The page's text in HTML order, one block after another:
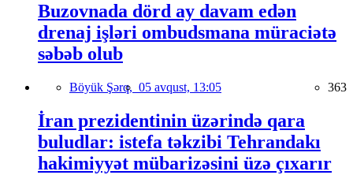
Buzovnada dörd ay davam edən
drenaj işləri ombudsmana müraciətə
səbəb olub
Böyük Şərq, 05 avqust, 13:05 363
İran prezidentinin üzərində qara
buludlar: istefa təkzibi Tehrandakı
hakimiyyət mübarizəsini üzə çıxarır